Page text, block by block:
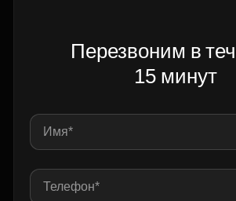
Перезвоним в
15 минут